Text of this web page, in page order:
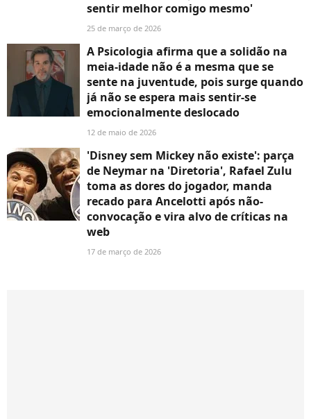
sentir melhor comigo mesmo'
25 de março de 2026
A Psicologia afirma que a solidão na
meia-idade não é a mesma que se
sente na juventude, pois surge quando
já não se espera mais sentir-se
emocionalmente deslocado
12 de maio de 2026
'Disney sem Mickey não existe': parça
de Neymar na 'Diretoria', Rafael Zulu
toma as dores do jogador, manda
recado para Ancelotti após não-
convocação e vira alvo de críticas na
web
17 de março de 2026